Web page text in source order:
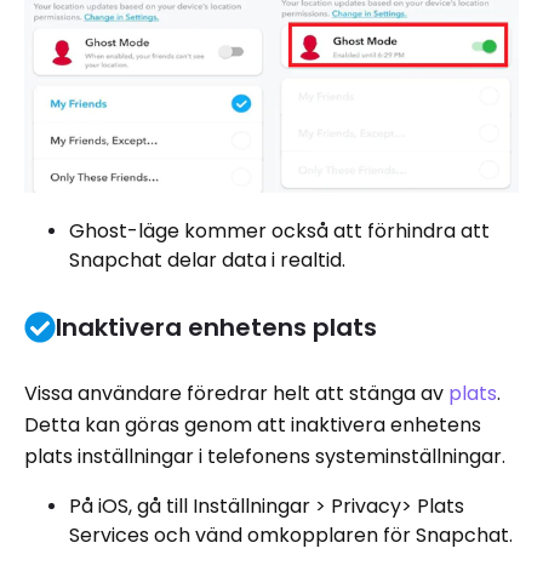
Ghost-läge kommer också att förhindra att
Snapchat delar data i realtid.
Inaktivera enhetens plats
Vissa användare föredrar helt att stänga av plats.
Detta kan göras genom att inaktivera enhetens
plats inställningar i telefonens systeminställningar.
På iOS, gå till Inställningar > Privacy> Plats
Services och vänd omkopplaren för Snapchat.